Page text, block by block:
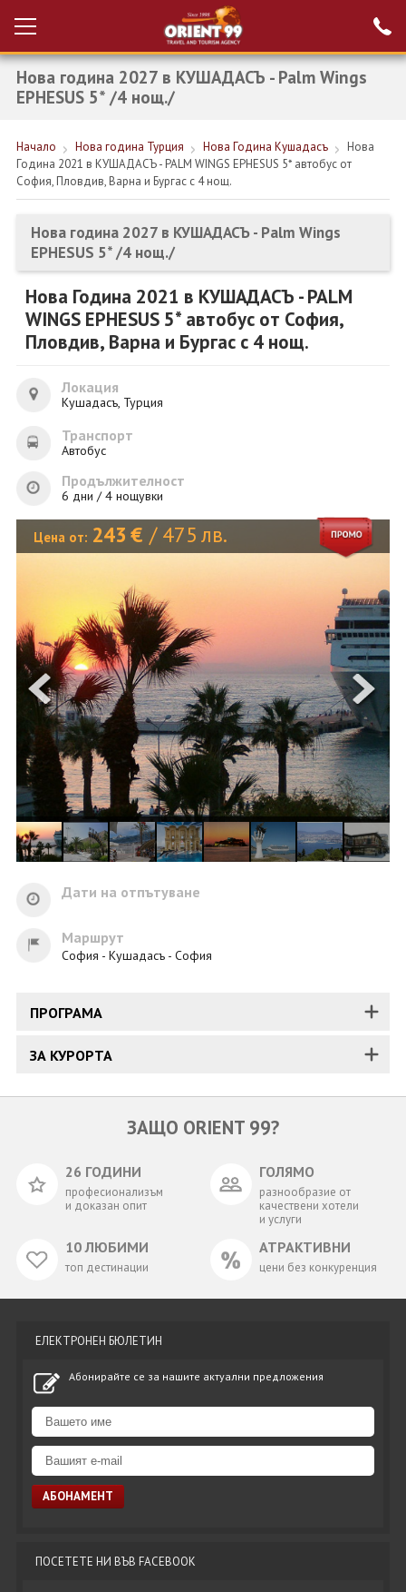
Вход за агенти
Проверка на
НОВА ГОДИНА ТУРЦИЯ
НОВА ГОДИНА
ПОЧИВКИ
ЕКЗОТИКА
ЕКСКУРЗИИ
ЗА НАС
0700 144 34 Запитване
Нова година 2027 в КУШАДАСЪ - Palm Wings
EPHESUS 5* /4 нощ./
Начало Нова година Турция Нова Година Кушадасъ
Нова
Година 2021 в КУШАДАСЪ - PALM WINGS EPHESUS 5* автобус от
София, Пловдив, Варна и Бургас с 4 нощ.
Нова година 2027 в КУШАДАСЪ - Palm Wings
EPHESUS 5* /4 нощ./
Нова Година 2021 в КУШАДАСЪ - PALM
WINGS EPHESUS 5* автобус от София,
Пловдив, Варна и Бургас с 4 нощ.
Локация
Кушадасъ, Турция
Транспорт
Автобус
Продължителност
6 дни / 4 нощувки
Цена от: 243 € / 475 лв.
Дати на отпътуване
Маршрут
София - Кушадасъ - София
ПРОГРАМА
ЗА КУРОРТА
ЗАЩО ORIENT 99?
26 ГОДИНИ
професионализъм
и доказан опит
ГОЛЯМО
разнообразие от
качествени хотели
и услуги
10 ЛЮБИМИ
топ дестинации
АТРАКТИВНИ
цени без конкуренция
ЕЛЕКТРОНЕН БЮЛЕТИН
Абонирайте се за нашите актуални предложения
ПОСЕТЕТЕ НИ ВЪВ FACEBOOK